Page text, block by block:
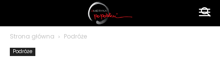
Strona główna Podróże
Podróże